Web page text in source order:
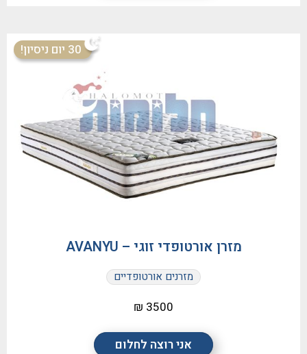
30 יום ניסיון!
אני רוצה לחלום
מזרן אורטופדי זוגי – AVANYU
מזרנים אורטופדיים
3500 ₪